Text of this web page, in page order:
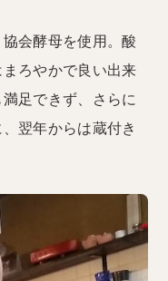
会酵母を使用。酸
ろやかで良い出来
足できず、さらに
翌年からは蔵付き